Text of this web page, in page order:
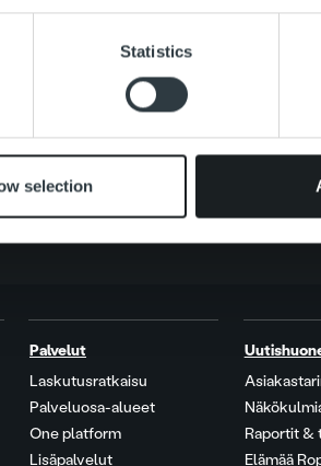
social media features and to analyse
advertising and analytics partners
collected from your use of their
Statistics
selection
Palvelut
Laskutusratkaisu
Palveluosa-alueet
One platform
Lisäpalvelut
Raportit &
Elämää